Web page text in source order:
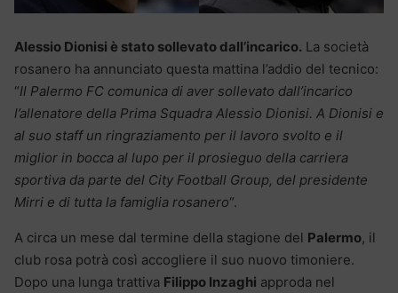
Alessio Dionisi è stato sollevato dall’incarico. La società
rosanero ha annunciato questa mattina l’addio del tecnico:
“Il Palermo FC comunica di aver sollevato dall’incarico
l’allenatore della Prima Squadra Alessio Dionisi. A Dionisi e
al suo staff un ringraziamento per il lavoro svolto e il
miglior in bocca al lupo per il prosieguo della carriera
sportiva da parte del City Football Group, del presidente
Mirri e di tutta la famiglia rosanero“.
A circa un mese dal termine della stagione del Palermo, il
club rosa potrà così accogliere il suo nuovo timoniere.
Dopo una lunga trattiva Filippo Inzaghi approda nel